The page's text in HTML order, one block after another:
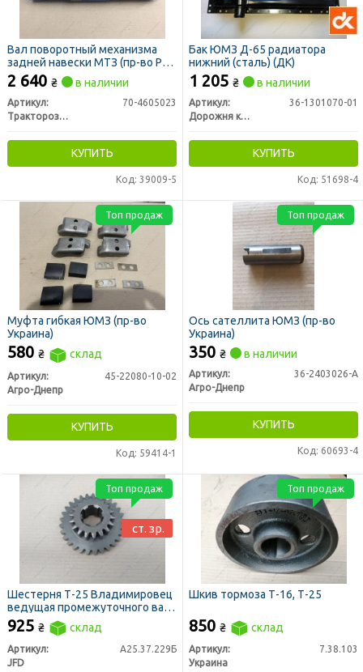
Вал поворотный механизма
задней навески МТЗ (пр-во РЗТ
г. Ромны)
2 640 ₴ в наличии
Артикул:
70-4605023
Тракторозапчасть г. Ромны
КУПИТЬ
Код: 39009-5
Бак ЮМЗ Д-65 радиатора
нижний (сталь) (ДК)
1 205 ₴ в наличии
Артикул:
36-1301070-01
Дорожня карта
КУПИТЬ
Код: 51698-4
Муфта гибкая ЮМЗ (пр-во
Украина)
580 ₴ склад
Артикул:
45-22080-10-02
Агро-Днепр
КУПИТЬ
Код: 59414-1
Топ продаж
Ось сателлита ЮМЗ (пр-во
Украина)
350 ₴ в наличии
Артикул:
36-2403026-А
Агро-Днепр
КУПИТЬ
Код: 60693-4
Топ продаж
Шестерня Т-25 Владимировец
ведущая промежуточного вала
z=18/29 ст. обр. (JFD)
925 ₴ склад
Артикул:
А25.37.229Б
JFD
Топ продаж
ст. зр.
Шкив тормоза Т-16, Т-25
850 ₴ склад
Артикул:
7.38.103
Украина
Топ продаж